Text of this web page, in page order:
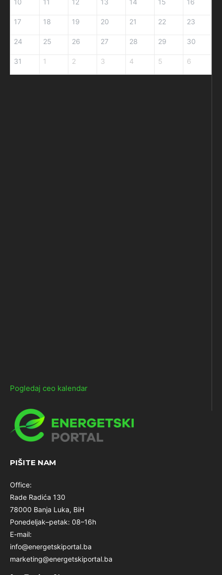
10 11 12 13 14 15 16
17 18 19 20 21 22 23
24 25 26 27 28 29 30
31 1 2 3 4 5 6
Pogledaj ceo kalendar
PIŠITE NAM
Office:
Rade Radića 130
78000 Banja Luka, BiH
Ponedeljak–petak: 08–16h
E-mail:
info@energetskiportal.ba
marketing@energetskiportal.ba